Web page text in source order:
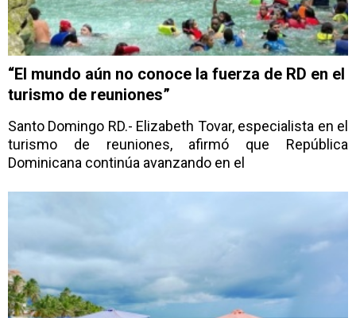
“El mundo aún no conoce la fuerza de RD en el
turismo de reuniones”
Santo Domingo RD.- Elizabeth Tovar, especialista en el
turismo de reuniones, afirmó que República
Dominicana continúa avanzando en el